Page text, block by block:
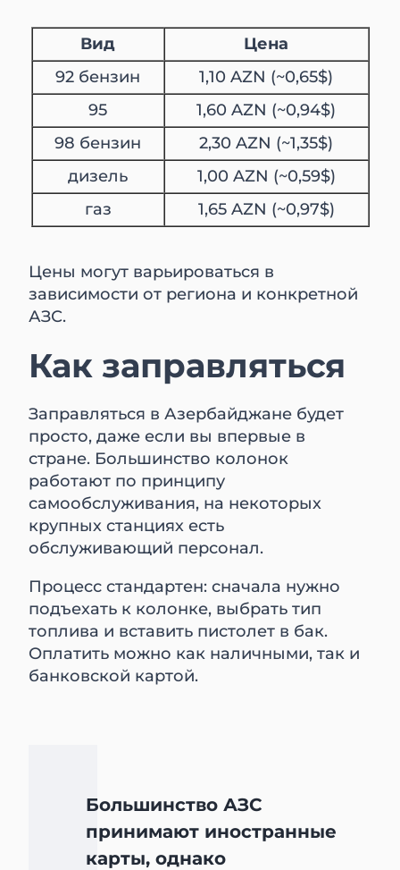
Вид
Цена
92 бензин
1,10 AZN (~0,65$)
95
1,60 AZN (~0,94$)
98 бензин
2,30 AZN (~1,35$)
дизель
1,00 AZN (~0,59$)
газ
1,65 AZN (~0,97$)
Цены могут варьироваться в
зависимости от региона и конкретной
АЗС.
Как заправляться
Заправляться в Азербайджане будет
просто, даже если вы впервые в
стране. Большинство колонок
работают по принципу
самообслуживания, на некоторых
крупных станциях есть
обслуживающий персонал.
Процесс стандартен: сначала нужно
подъехать к колонке, выбрать тип
топлива и вставить пистолет в бак.
Оплатить можно как наличными, так и
банковской картой.
Большинство АЗС
принимают иностранные
карты, однако